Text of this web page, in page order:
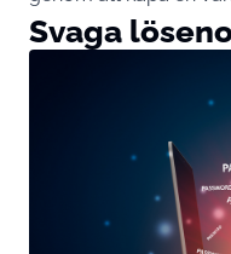
Svaga